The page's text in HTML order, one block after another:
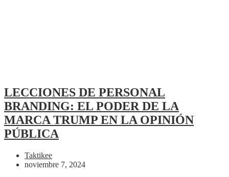
LECCIONES DE PERSONAL
BRANDING: EL PODER DE LA
MARCA TRUMP EN LA OPINIÓN
PÚBLICA
Taktikee
noviembre 7, 2024